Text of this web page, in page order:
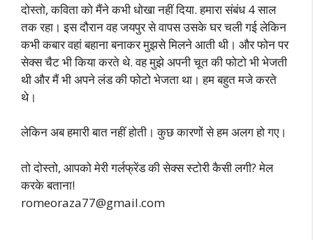
दोस्तो, कविता को मैंने कभी धोखा नहीं दिया. हमारा संबंध 4 साल
तक रहा। इस दौरान वह जयपुर से वापस उसके घर चली गई लेकिन
कभी कबार वहां बहाना बनाकर मुझसे मिलने आती थी। और फोन पर
सेक्स चैट भी किया करते थे. वह मुझे अपनी चूत की फोटो भी भेजती
थी और मैं भी अपने लंड की फोटो भेजता था। हम बहुत मजे करते
थे।
लेकिन अब हमारी बात नहीं होती। कुछ कारणों से हम अलग हो गए।
तो दोस्तो, आपको मेरी गर्लफ्रेंड की सेक्स स्टोरी कैसी लगी? मेल
करके बताना!
romeoraza77@gmail.com